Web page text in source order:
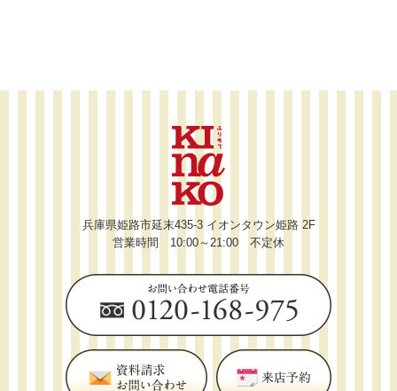
兵庫県姫路市延末435-3 イオンタウン姫路 2F
営業時間 10:00～21:00 不定休